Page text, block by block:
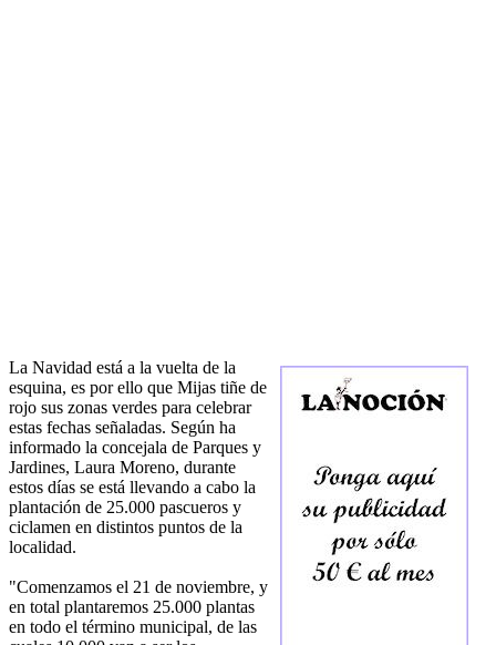
La Navidad está a la vuelta de la
esquina, es por ello que Mijas tiñe de
rojo sus zonas verdes para celebrar
estas fechas señaladas. Según ha
informado la concejala de Parques y
Jardines, Laura Moreno, durante
estos días se está llevando a cabo la
plantación de 25.000 pascueros y
ciclamen en distintos puntos de la
localidad.
"Comenzamos el 21 de noviembre, y
en total plantaremos 25.000 plantas
en todo el término municipal, de las